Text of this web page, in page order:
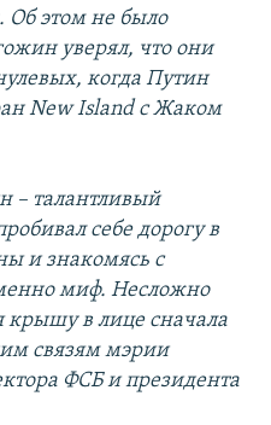
Об этом не было
уверял, что они
когда Путин
New Island с Жаком
– талантливый
себе дорогу в
и знакомясь с
миф. Несложно
крышу в лице сначала
связям мэрии
ФСБ и президента